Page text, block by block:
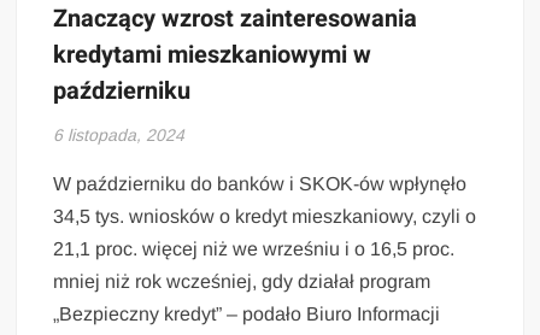
Znaczący wzrost zainteresowania
kredytami mieszkaniowymi w
październiku
6 listopada, 2024
W październiku do banków i SKOK-ów wpłynęło
34,5 tys. wniosków o kredyt mieszkaniowy, czyli o
21,1 proc. więcej niż we wrześniu i o 16,5 proc.
mniej niż rok wcześniej, gdy działał program
„Bezpieczny kredyt” – podało Biuro Informacji